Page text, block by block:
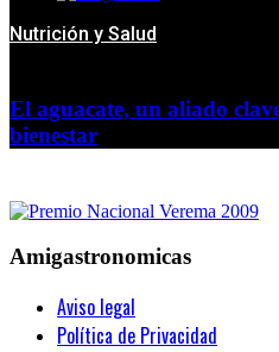
Nutrición y Salud
El aguacate, un aliado
bienestar
Amigastronomicas
Aviso legal
Política de Privacidad